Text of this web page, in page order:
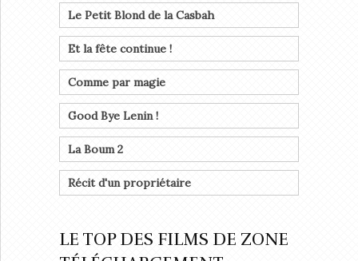
Le Petit Blond de la Casbah
Et la fête continue !
Comme par magie
Good Bye Lenin !
La Boum 2
Récit d'un propriétaire
LE TOP DES FILMS DE ZONE